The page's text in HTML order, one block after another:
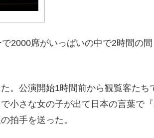
2000席がいっぱいの中で2時間の
。公演開始1時間前から観覧客たち
小さな女の子が出て日本の言葉で
拍手を送った。